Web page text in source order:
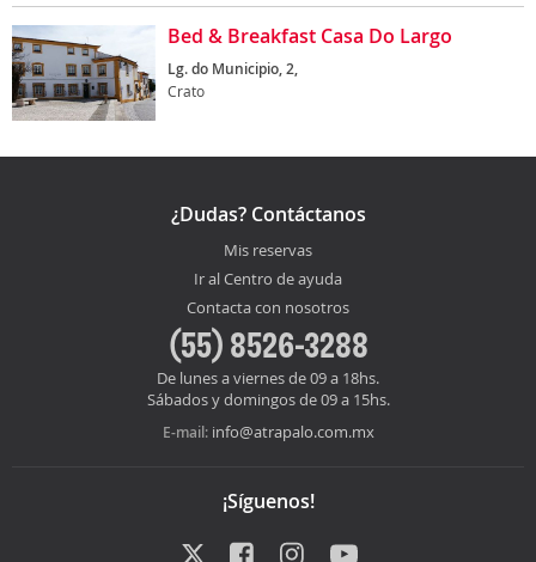
Bed & Breakfast Casa Do Largo
Lg. do Municipio, 2,
Crato
¿Dudas? Contáctanos
Mis reservas
Ir al Centro de ayuda
Contacta con nosotros
(55) 8526-3288
De lunes a viernes de 09 a 18hs.
Sábados y domingos de 09 a 15hs.
E-mail: info@atrapalo.com.mx
¡Síguenos!